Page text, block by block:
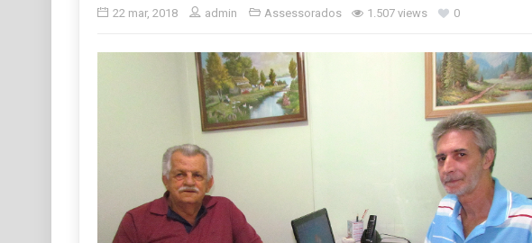
22 mar, 2018 admin Assessorados 1.507 views 0